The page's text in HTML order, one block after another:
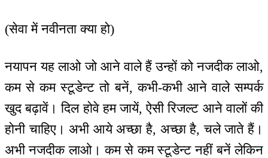
(सेवा में नवीनता क्या हो)
नयापन यह लाओ जो आने वाले हैं उन्हों को नजदीक लाओ,
कम से कम स्टूडेन्ट तो बनें, कभी-कभी आने वाले सम्पर्क
खुद बढ़ावें। दिल होवे हम जायें, ऐसी रिजल्ट आने वालों की
होनी चाहिए। अभी आये अच्छा है, अच्छा है, चले जाते हैं।
अभी नजदीक लाओ। कम से कम स्टूडेन्ट नहीं बनें लेकिन